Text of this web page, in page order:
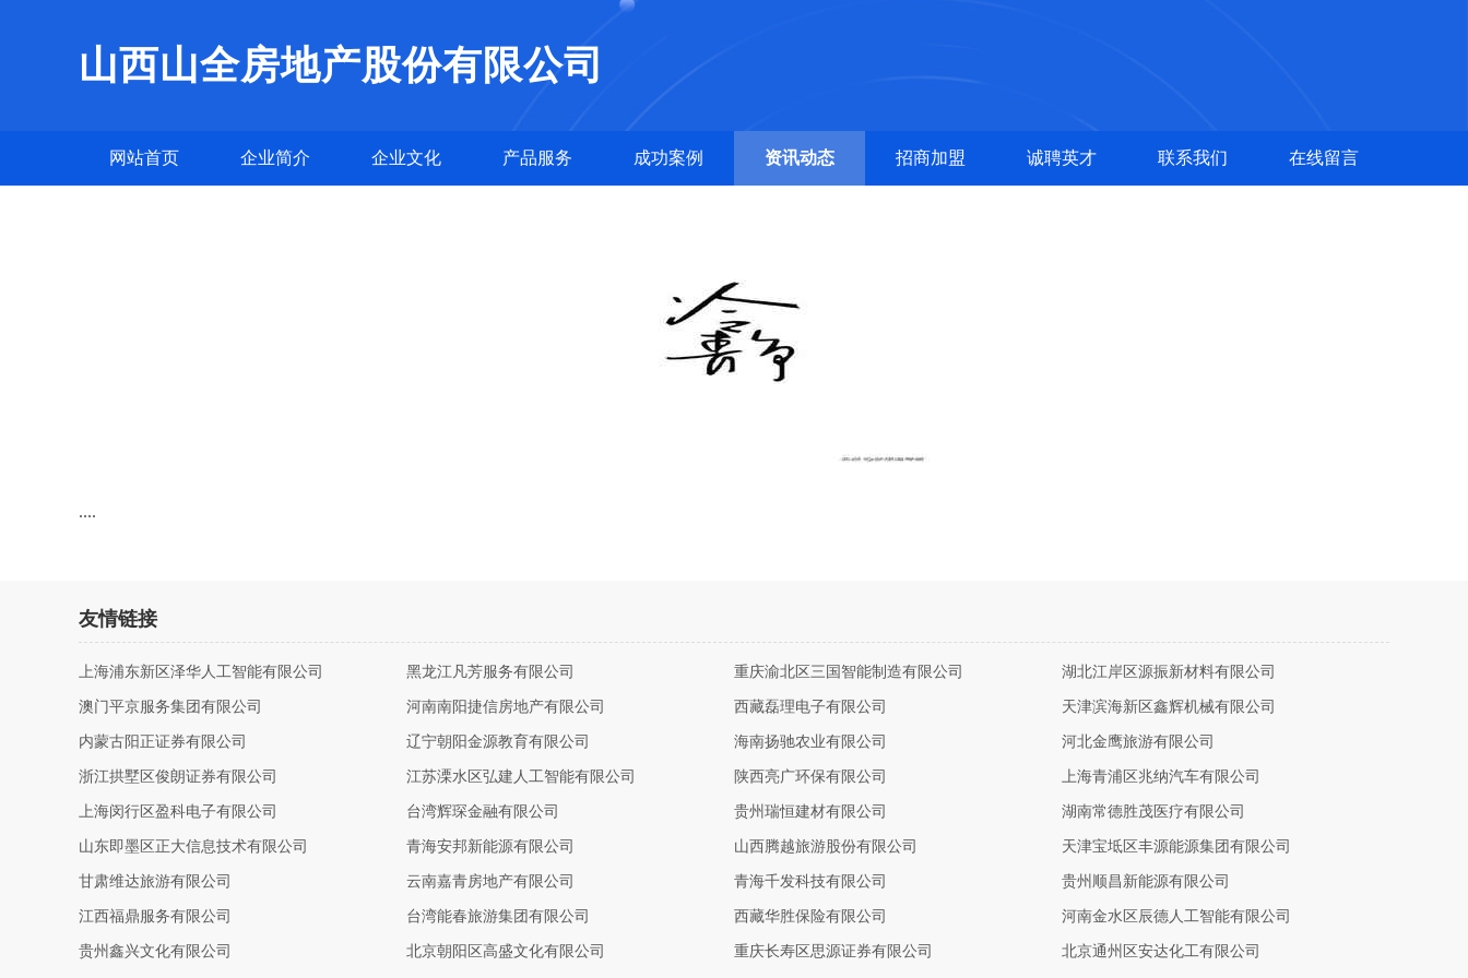
山西山全房地产股份有限公司
网站首页 企业简介 企业文化 产品服务 成功案例 资讯动态 招商加盟 诚聘英才 联系我们 在线留言
....
友情链接
上海浦东新区泽华人工智能有限公司 黑龙江凡芳服务有限公司 重庆渝北区三国智能制造有限公司 湖北江岸区源振新材料有限公司
澳门平京服务集团有限公司 河南南阳捷信房地产有限公司 西藏磊理电子有限公司 天津滨海新区鑫辉机械有限公司
内蒙古阳正证券有限公司 辽宁朝阳金源教育有限公司 海南扬驰农业有限公司 河北金鹰旅游有限公司
浙江拱墅区俊朗证券有限公司 江苏溧水区弘建人工智能有限公司 陕西亮广环保有限公司 上海青浦区兆纳汽车有限公司
上海闵行区盈科电子有限公司 台湾辉琛金融有限公司 贵州瑞恒建材有限公司 湖南常德胜茂医疗有限公司
山东即墨区正大信息技术有限公司 青海安邦新能源有限公司 山西腾越旅游股份有限公司 天津宝坻区丰源能源集团有限公司
甘肃维达旅游有限公司 云南嘉青房地产有限公司 青海千发科技有限公司 贵州顺昌新能源有限公司
江西福鼎服务有限公司 台湾能春旅游集团有限公司 西藏华胜保险有限公司 河南金水区辰德人工智能有限公司
贵州鑫兴文化有限公司 北京朝阳区高盛文化有限公司 重庆长寿区思源证券有限公司 北京通州区安达化工有限公司